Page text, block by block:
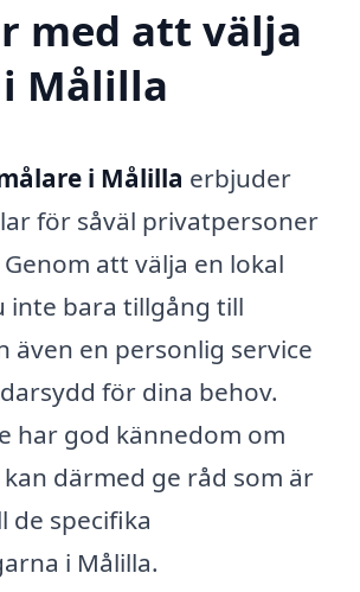
med att välja
Målilla
i Målilla erbjuder
för såväl privatpersoner
att välja en lokal
inte bara tillgång till
även en personlig service
för dina behov.
har god kännedom om
därmed ge råd som är
de specifika
i Målilla.